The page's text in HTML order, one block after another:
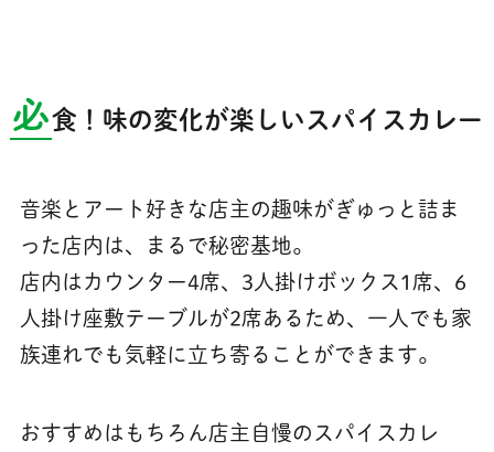
必食！味の変化が楽しいスパイスカレー
音楽とアート好きな店主の趣味がぎゅっと詰ま
った店内は、まるで秘密基地。
店内はカウンター4席、3人掛けボックス1席、6
人掛け座敷テーブルが2席あるため、一人でも家
族連れでも気軽に立ち寄ることができます。
おすすめはもちろん店主自慢のスパイスカレ